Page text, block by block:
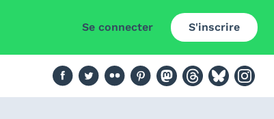
Se connecter S'inscrire